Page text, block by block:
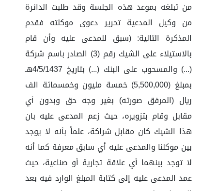
من تبلغه بموعد هذه الجلسة وقد طلبت الدائرة
من وكيل المدعية تحرير دعوى موكلته فقدم
المذكرة التالية: (سبق للمدعى عليه وأن قام
بالاستيلاء على الشيك رقم (3) الصادر باسم شركة
(...) والمسحوب على البنك (...) بتاريخ 4/5/1437هـ
بمبلغ (5,500,000) خمسة مليون وخمسمائة الف
ريال (المرفق صورته) بغير وجه حق وبدون أي
مقابل وقام بتزويره، حيث زعم المدعى عليه بان
هذا الشيك كان مقابل شراكة، علماً بأنه لا يوجد
بين موكلنا والمدعى عليه أي سابق معرفة كما أنه
لا توجد بينهما أي علاقة تجارية أو صناعية، حيث
عمد المدعى عليه إلى كتابة المبلغ الوارد فيه بعد